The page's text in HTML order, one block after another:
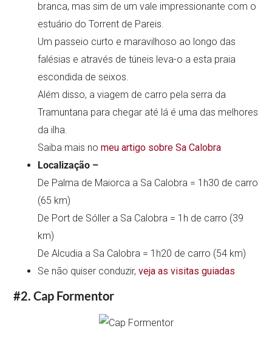
branca, mas sim de um vale impressionante com o
estuário do Torrent de Pareis.
Um passeio curto e maravilhoso ao longo das
falésias e através de túneis leva-o a esta praia
escondida de seixos.
Além disso, a viagem de carro pela serra da
Tramuntana para chegar até lá é uma das melhores
da ilha.
Saiba mais nomeu artigo sobre Sa Calobra
Localização –
De Palma de Maiorca a Sa Calobra = 1h30 de carro
(65 km)
De Port de Sóller a Sa Calobra = 1h de carro (39
km)
De Alcudia a Sa Calobra = 1h20 de carro (54 km)
Se não quiser conduzir,veja as visitas guiadas
#2. Cap Formentor